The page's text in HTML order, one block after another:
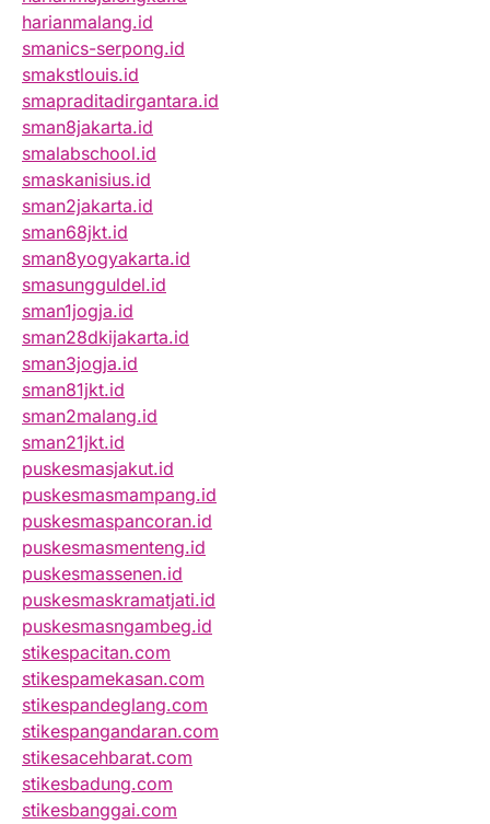
harianmalang.id
smanics-serpong.id
smakstlouis.id
smapraditadirgantara.id
sman8jakarta.id
smalabschool.id
smaskanisius.id
sman2jakarta.id
sman68jkt.id
sman8yogyakarta.id
smasungguldel.id
sman1jogja.id
sman28dkijakarta.id
sman3jogja.id
sman81jkt.id
sman2malang.id
sman21jkt.id
puskesmasjakut.id
puskesmasmampang.id
puskesmaspancoran.id
puskesmasmenteng.id
puskesmassenen.id
puskesmaskramatjati.id
puskesmasngambeg.id
stikespacitan.com
stikespamekasan.com
stikespandeglang.com
stikespangandaran.com
stikesacehbarat.com
stikesbadung.com
stikesbanggai.com